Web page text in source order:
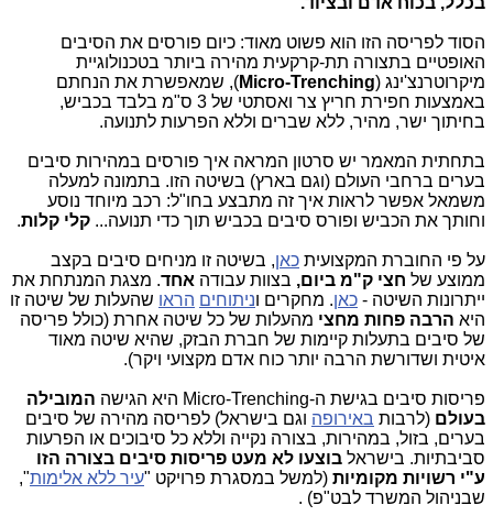
הסוד לפריסה הזו הוא פשוט מאוד: כיום פורסים את הסיבים
האופטיים בתצורה תת-קרקעית מהירה ביותר בטכנולוגיית
מיקרוטרנצ'ינג (Micro-Trenching), שמאפשרת את הנחתם
באמצעות חפירת חריץ צר ואסתטי של 3 ס"מ בלבד בכביש,
בחיתוך ישר, מהיר, ללא שברים וללא הפרעות לתנועה.
בתחתית המאמר יש סרטון המראה איך פורסים במהירות סיבים
בערים ברחבי העולם (וגם בארץ) בשיטה הזו. בתמונה למעלה
משמאל אפשר לראות איך זה מתבצע בחו"ל: רכב מיוחד נוסע
וחותך את הכביש ופורס סיבים בכביש תוך כדי תנועה... קלי קלות.
על פי החוברת המקצועית כאן, בשיטה זו מניחים סיבים בקצב
ממוצע של חצי ק"מ ביום, בצוות עבודה אחד. מצגת המנתחת את
ייתרונות השיטה - כאן. מחקרים וניתוחים הראו שהעלות של שיטה זו
היא הרבה פחות מחצי מהעלות של כל שיטה אחרת (כולל פריסה
של סיבים בתעלות קיימות של חברת הבזק, שהיא שיטה מאוד
איטית ושדורשת הרבה יותר כוח אדם מקצועי ויקר).
פריסות סיבים בגישת ה-Micro-Trenching היא הגישה
המובילה
בעולם (לרבות באירופה וגם בישראל) לפריסה מהירה של סיבים
בערים, בזול, במהירות, בצורה נקייה וללא כל סיבוכים או הפרעות
סביבתיות. בישראל בוצעו לא מעט פריסות סיבים בצורה הזו
ע"י רשויות מקומיות (למשל במסגרת פרויקט "עיר ללא אלימות",
שבניהול המשרד לבט"פ) .